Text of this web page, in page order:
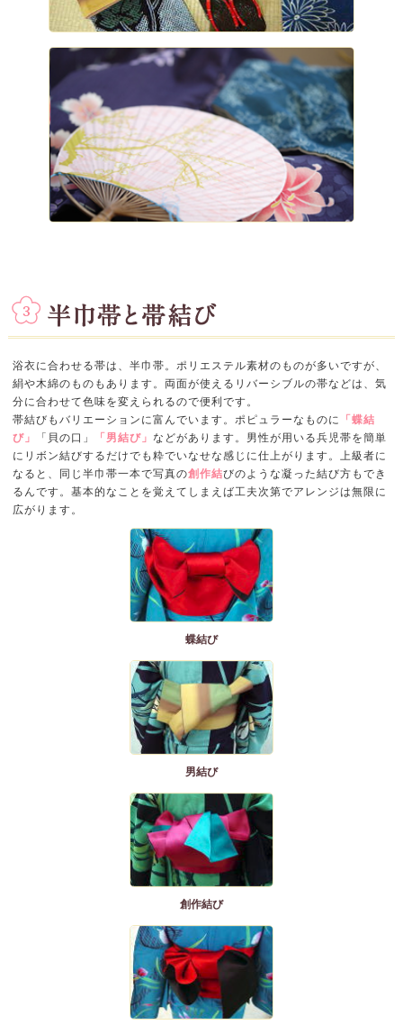
浴衣に合わせる帯は、半巾帯。ポリエステル素材のものが多いですが、
絹や木綿のものもあります。両面が使えるリバーシブルの帯などは、気
分に合わせて色味を変えられるので便利です。
帯結びもバリエーションに富んでいます。ポピュラーなものに
「蝶結
び」
「貝の口」 「男結び」 などがあります。男性が用いる兵児帯を簡単
にリボン結びするだけでも粋でいなせな感じに仕上がります。上級者に
なると、同じ半巾帯一本で写真の創作結びのような凝った結び方もでき
るんです。基本的なことを覚えてしまえば工夫次第でアレンジは無限に
広がります。
蝶結び
男結び
創作結び